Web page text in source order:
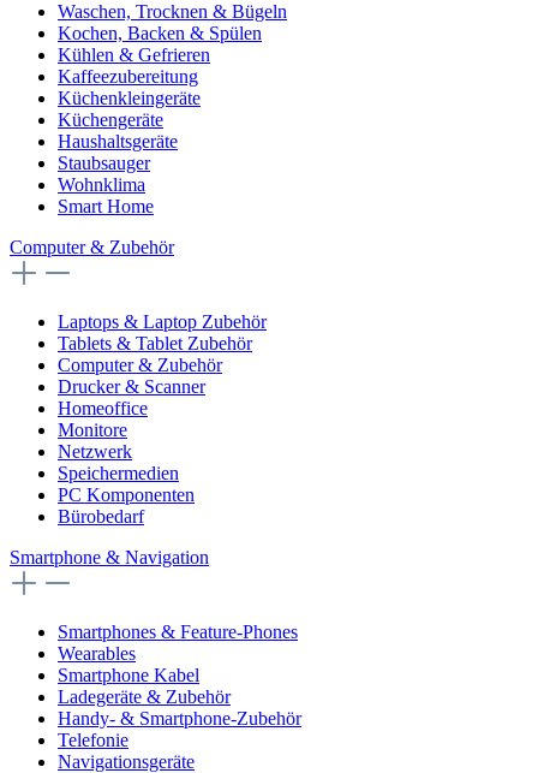
Waschen, Trocknen & Bügeln
Kochen, Backen & Spülen
Kühlen & Gefrieren
Kaffeezubereitung
Küchenkleingeräte
Küchengeräte
Haushaltsgeräte
Staubsauger
Wohnklima
Smart Home
Computer & Zubehör
Laptops & Laptop Zubehör
Tablets & Tablet Zubehör
Computer & Zubehör
Drucker & Scanner
Homeoffice
Monitore
Netzwerk
Speichermedien
PC Komponenten
Bürobedarf
Smartphone & Navigation
Smartphones & Feature-Phones
Wearables
Smartphone Kabel
Ladegeräte & Zubehör
Handy- & Smartphone-Zubehör
Telefonie
Navigationsgeräte